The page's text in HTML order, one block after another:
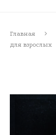
Главная
для взрослых